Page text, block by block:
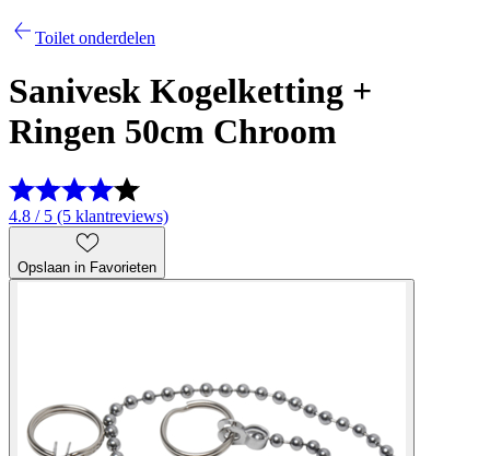
Toilet onderdelen
Sanivesk Kogelketting +
Ringen 50cm Chroom
4.8 / 5 (5 klantreviews)
Opslaan in Favorieten